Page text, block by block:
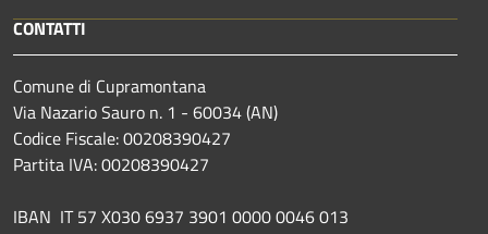
CONTATTI
Comune di Cupramontana
Via Nazario Sauro n. 1 - 60034 (AN)
Codice Fiscale: 00208390427
Partita IVA: 00208390427
IBAN IT 57 X030 6937 3901 0000 0046 013